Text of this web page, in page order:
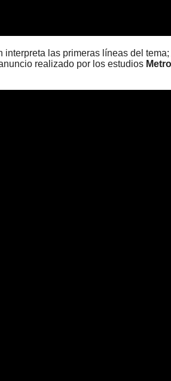
las primeras líneas del
realizado por los estudios